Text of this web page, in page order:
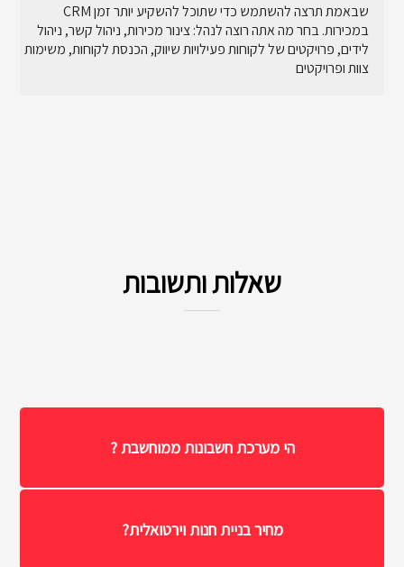
CRM שבאמת תרצה להשתמש כדי שתוכל להשקיע יותר זמן
במכירות. בחר מה אתה רוצה לנהל: צינור מכירות, ניהול קשר, ניהול
לידים, פרויקטים של לקוחות פעילויות שיווק, הכנסת לקוחות, משימות
צוות ופרויקטים
שאלות ותשובות
הי מערכת חשבונות ממוחשבת ?
מחיר בניית חנות וירטואלית?